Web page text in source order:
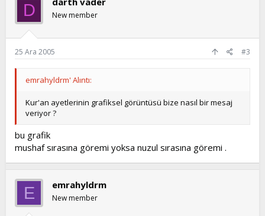
D New member
25 Ara 2005 #3
emrahyldrm' Alıntı:
Kur'an ayetlerinin grafiksel görüntüsü bize nasıl bir mesaj
veriyor ?
bu grafik
mushaf sırasına göremi yoksa nuzul sırasına göremi .
E emrahyldrm
New member